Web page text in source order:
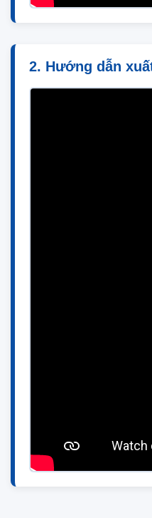
2. Hướng dẫn